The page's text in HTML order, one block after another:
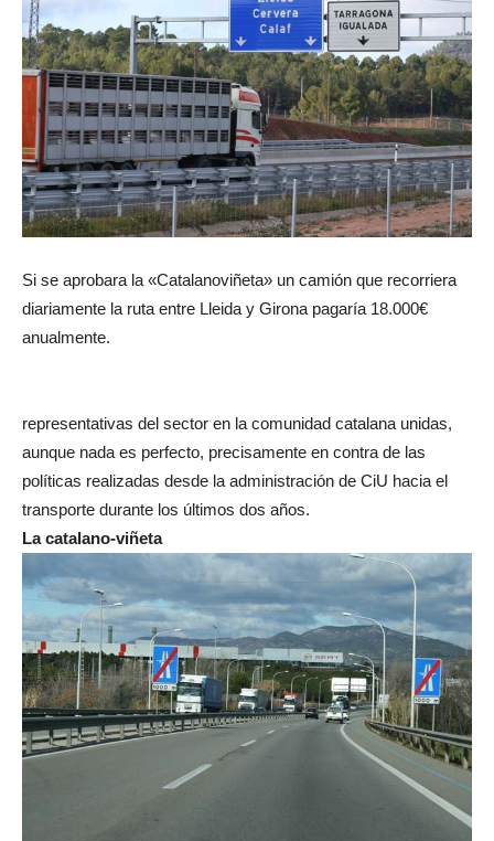
Si se aprobara la «Catalanoviñeta» un camión que recorriera
diariamente la ruta entre Lleida y Girona pagaría 18.000€
anualmente.
representativas del sector en la comunidad catalana unidas,
aunque nada es perfecto, precisamente en contra de las
políticas realizadas desde la administración de CiU hacia el
transporte durante los últimos dos años.
La catalano-viñeta